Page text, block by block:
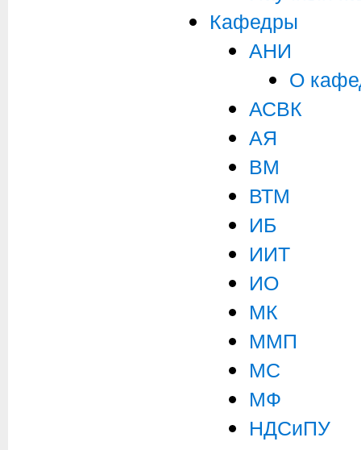
Кафедры
АНИ
О
АСВК
АЯ
ВМ
ВТМ
ИБ
ИИТ
ИО
МК
ММП
МС
МФ
НДСиПУ